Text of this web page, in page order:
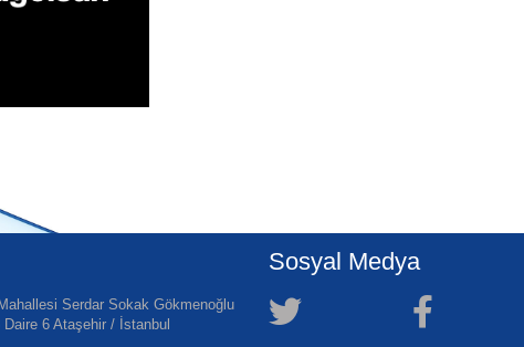
Serdar Sokak Gökmenoğlu
6 Ataşehir / İstanbul
Sosyal Medya